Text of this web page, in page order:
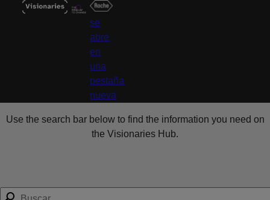
menu
se
abre
en
una
pestaña
nueva
Use the search bar below to find the information you need on
the Visionaries Hub.